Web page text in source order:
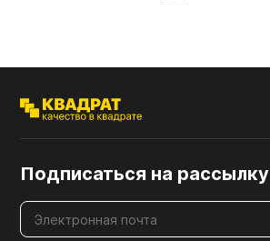
Подписаться на рассылку